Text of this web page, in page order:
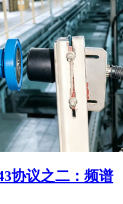
协议之二：频谱